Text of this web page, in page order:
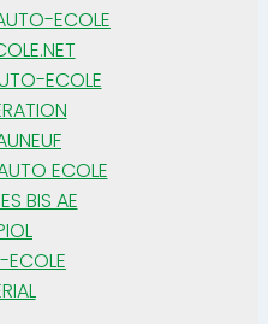
ECOLE
ECOLE
ECOLE
BIS AE
ECOLE